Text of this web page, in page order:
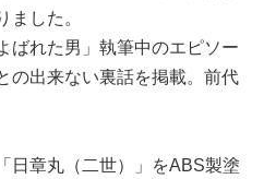
ました。
ばれた男」執筆中のエピソー
の出来ない裏話を掲載。前代
日章丸（二世）」をABS製塗